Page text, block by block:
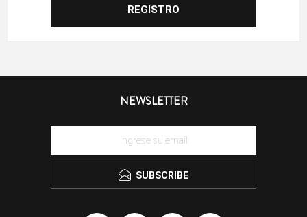
NEWSLETTER
SUBSCRIBE